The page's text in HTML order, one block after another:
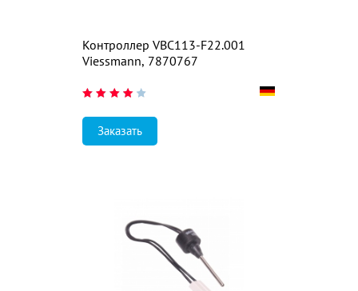
Контроллер VBC113-F22.001
Viessmann, 7870767
Заказать